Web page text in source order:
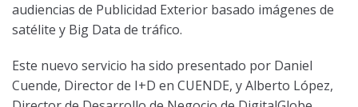
audiencias de Publicidad Exterior basado imágenes de
satélite y Big Data de tráfico.
Este nuevo servicio ha sido presentado por Daniel
Cuende, Director de I+D en CUENDE, y Alberto López,